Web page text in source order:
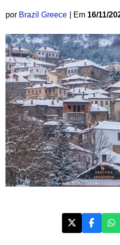
por Brazil Greece | Em 16/11/